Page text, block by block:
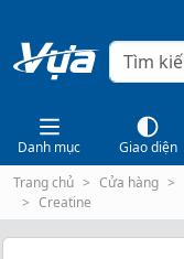
Danh mục Giao diện
Trang chủ
Cửa hàng
Creatine